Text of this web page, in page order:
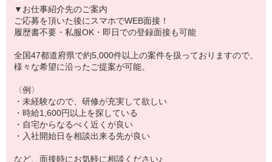
▼お仕事紹介先のご案内
ご応募を頂いた後にスマホでWEB面接！
履歴書不要・私服OK・即日での登録面接も可能
全国47都道府県で約5,000件以上の案件を扱っておりますので、
様々な希望に沿ったご提案が可能。
〈例〉
・未経験なので、研修が充実して欲しい
・時給1,600円以上を探している
・自宅からなるべく近くが良い
・入社開始日を相談出来る先が良い
など、面接時にお気軽に相談ください♪